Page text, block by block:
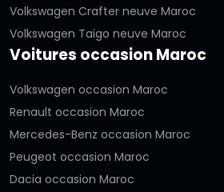
Volkswagen Crafter neuve Maroc
Volkswagen Taigo neuve Maroc
Voitures occasion Maroc
Volkswagen occasion Maroc
Renault occasion Maroc
Mercedes-Benz occasion Maroc
Peugeot occasion Maroc
Dacia occasion Maroc